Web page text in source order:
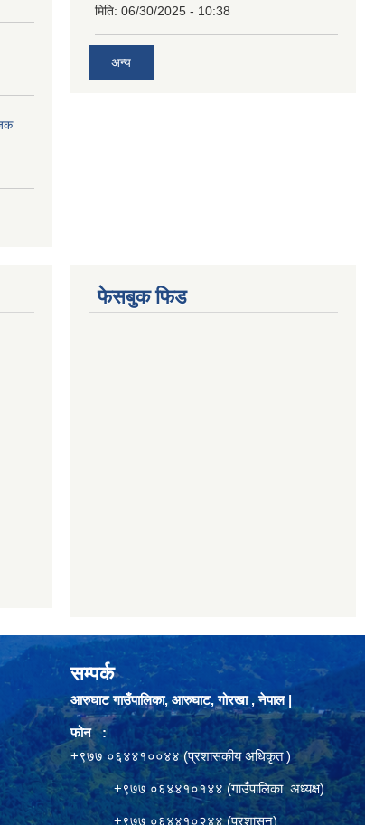
मिति: 06/30/2025 - 10:38
अन्य
फेसबुक फिड
सम्पर्क
आरुघाट गाउँपालिका, आरुघाट, गोरखा , नेपाल |
फोन :
+९७७ ०६४४१००४४ (प्रशासकीय अधिकृत )
+९७७ ०६४४१०१४४ (गाउँपालिका अध्यक्ष)
+९७७ ०६४४१०२४४ (प्रशासन)